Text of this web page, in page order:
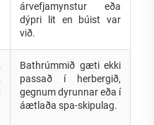
árvefjamynstur eða
dýpri lit en búist var
við.
Bathrúmmið gæti ekki
passað í herbergið,
gegnum dyrunnar eða í
áætlaða spa-skipulag.